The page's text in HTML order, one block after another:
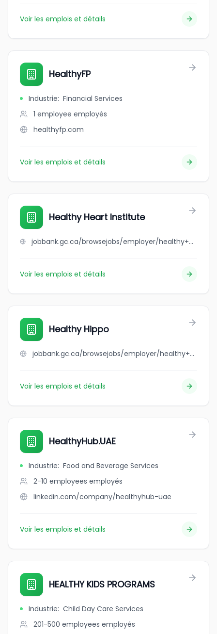
Voir les emplois et détails
HealthyFP
Industrie: Financial Services
1 employee employés
healthyfp.com
Voir les emplois et détails
Healthy Heart Institute
jobbank.gc.ca/browsejobs/employer/healthy+heart+institute/ca
Voir les emplois et détails
Healthy Hippo
jobbank.gc.ca/browsejobs/employer/healthy+hippo/ca
Voir les emplois et détails
HealthyHub.UAE
Industrie: Food and Beverage Services
2-10 employees employés
linkedin.com/company/healthyhub-uae
Voir les emplois et détails
HEALTHY KIDS PROGRAMS
Industrie: Child Day Care Services
201-500 employees employés